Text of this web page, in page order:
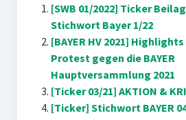
[SWB 01/2022] Ticker
Stichwort Bayer 1/22
[BAYER HV 2021]
Protest gegen die BAYER
Hauptversammlung 2021
[Ticker 03/21] AKTION &
[Ticker] Stichwort BAYER